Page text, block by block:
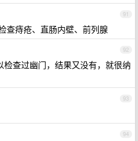
91
查痔疮、直肠内壁、前列腺
92
查过幽门，结果又没有，就很纳
93
94